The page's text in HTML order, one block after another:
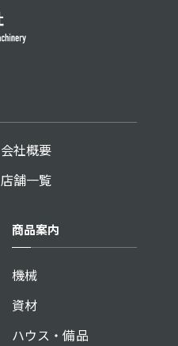
会社概要
店舗一覧
商品案内
機械
資材
ハウス・備品